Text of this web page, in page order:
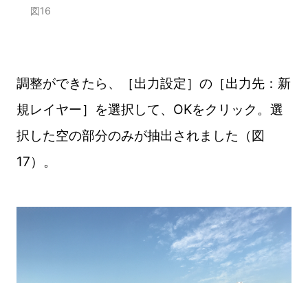
図16
調整ができたら、［出力設定］の［出力先：新
規レイヤー］を選択して、OKをクリック。選
択した空の部分のみが抽出されました（図
17）。